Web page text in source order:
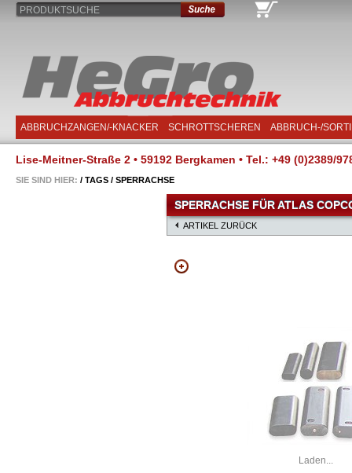
ABBRUCHZANGEN/-KNACKER SCHROTTSCHEREN ABBRUCH-/
PRODUKTSUCHE
Lise-Meitner-Straße 2 • 59192 Bergkamen • Tel.: +49 (0)2389/
SIE SIND HIER: / TAGS / SPERRACHSE
SPERRACHSE FÜR ATLAS
ARTIKEL ZURÜCK
Laden...